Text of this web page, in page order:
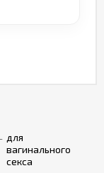
для
вагинального
секса